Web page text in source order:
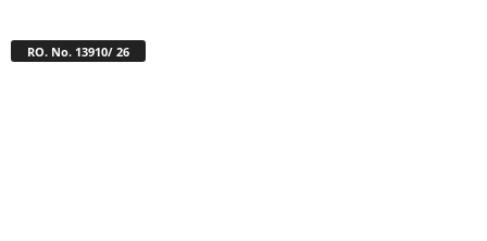
RO. No. 13910/ 26